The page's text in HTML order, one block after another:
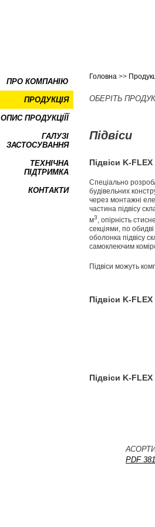
ПРО КОМПАНІЮ
ПРОДУКЦІЯ
ОПИС ПРОДУКЦІЇЇ
ГАЛУЗІ
ЗАСТОСУВАННЯ
ТЕХНІЧНА
ПІДТРИМКА
КОНТАКТИ
Головна >>
ОБЕРІТЬ
Підвіси
Підвіси K-FLEX
Спеціально
будівельних
через монтажні
частина підвісу
м3
, опірність
секціями, по
оболонка підвісу
самоклеючим
Підвіси можуть
Підвіси K-
Підвіси K-
PDF